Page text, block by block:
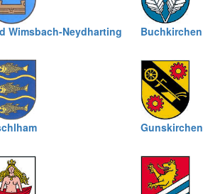
Wimsbach-Neydharting Buchkirchen
Gunskirchen